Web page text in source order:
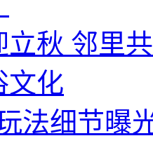
立秋 邻里
文化
玩法细节